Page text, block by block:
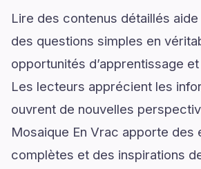
Lire des contenus détaillés
des questions simples en
opportunités d’apprentissage
Les lecteurs apprécient les
ouvrent de nouvelles
Mosaique En Vrac apporte des
complètes et des inspirations